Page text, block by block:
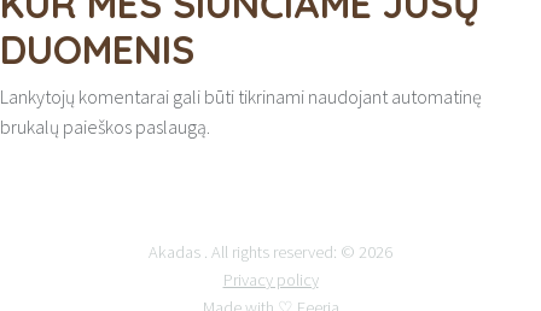
DUOMENIS
Lankytojų komentarai gali būti tikrinami naudojant automatinę
brukalų paieškos paslaugą.
Akadas . All rights reserved: © 2026
Privacy policy